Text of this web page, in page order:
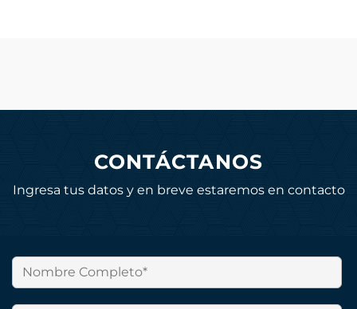
CONTÁCTANOS
Ingresa tus datos y en breve estaremos en contacto